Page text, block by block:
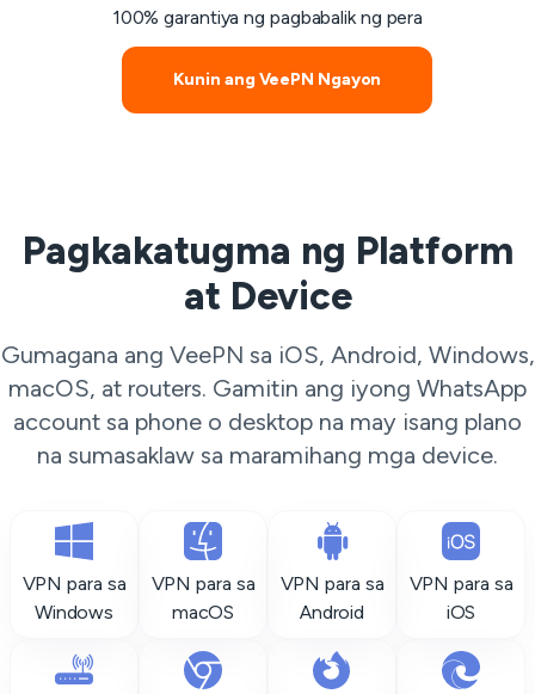
100% garantiya ng pagbabalik ng pera
Kunin ang VeePN Ngayon
Pagkakatugma ng Platform
at Device
Gumagana ang VeePN sa iOS, Android, Windows,
macOS, at routers. Gamitin ang iyong WhatsApp
account sa phone o desktop na may isang plano
na sumasaklaw sa maramihang mga device.
VPN para sa
Windows
VPN para sa
macOS
VPN para sa
Android
VPN para sa
iOS